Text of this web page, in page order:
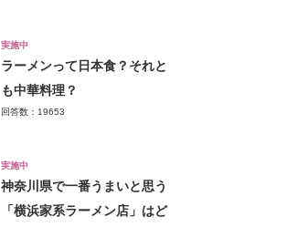
実施中
ラーメンって日本食？それと
も中華料理？
回答数：19653
実施中
神奈川県で一番うまいと思う
「横浜家系ラーメン店」はど